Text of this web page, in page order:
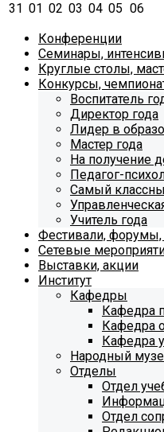
31 01 02 03 04 05 06
Конференции
Семинары,
Круглые столы,
Конкурсы,
Воспитатель
Директор года
Лидер в
Мастер года
На получение
Педагог-
Самый
Учитель года
Фестивали, форумы,
Сетевые
Выставки, акции
Институт
Кафедры
Кафедра
Кафедра
Кафедра
Народный
Отделы
Отдел
Отдел